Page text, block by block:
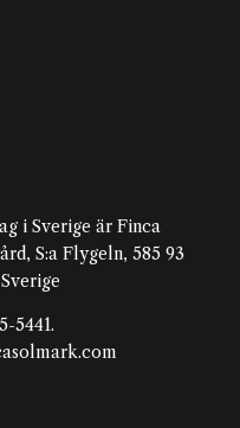
i Sverige är Finca
S:a Flygeln, 585 93
5441.